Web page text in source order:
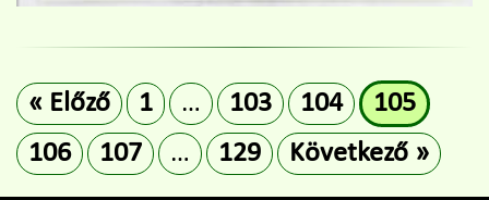
« Előző 1 … 103 104
105
106
107 … 129 Következő »